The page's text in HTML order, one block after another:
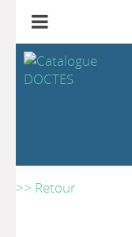
>> Retour